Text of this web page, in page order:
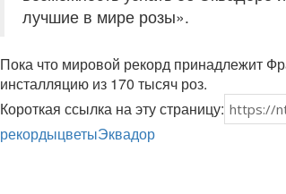
лучшие в мире розы».
Пока что мировой рекорд принадлежит
инсталляцию из 170 тысяч роз.
Короткая ссылка на эту страницу:
рекордыцветыЭквадор